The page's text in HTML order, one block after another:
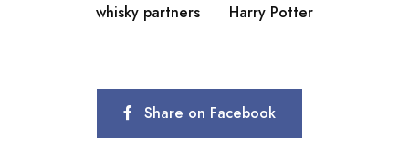
whisky partners
Harry Potter
Share on Facebook